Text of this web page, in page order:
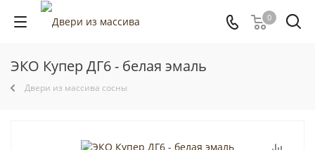
0
ЭКО Купер ДГ6 - белая эмаль
Двери из массива сосны